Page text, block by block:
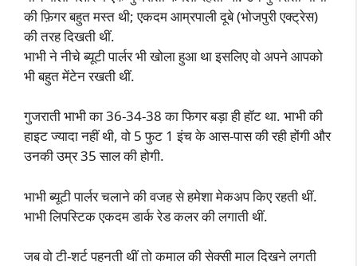
की फ़िगर बहुत मस्त थी; एकदम आम्रपाली दूबे (भोजपुरी एक्ट्रेस)
की तरह दिखती थीं.
भाभी ने नीचे ब्यूटी पार्लर भी खोला हुआ था इसलिए वो अपने आपको
भी बहुत मेंटेन रखती थीं.
गुजराती भाभी का 36-34-38 का फिगर बड़ा ही हॉट था. भाभी की
हाइट ज्यादा नहीं थी, वो 5 फुट 1 इंच के आस-पास की रही होंगी और
उनकी उम्र 35 साल की होगी.
भाभी ब्यूटी पार्लर चलाने की वजह से हमेशा मेकअप किए रहती थीं.
भाभी लिपस्टिक एकदम डार्क रेड कलर की लगाती थीं.
जब वो टी-शर्ट पहनती थीं तो कमाल की सेक्सी माल दिखने लगती